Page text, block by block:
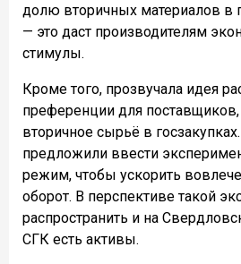
долю вторичных материалов в
— это даст производителям
стимулы.
Кроме того, прозвучала идея
преференции для
вторичное сырьё в
предложили ввести
режим, чтобы ускорить
оборот. В перспективе такой
распространить и на
СГК есть активы.